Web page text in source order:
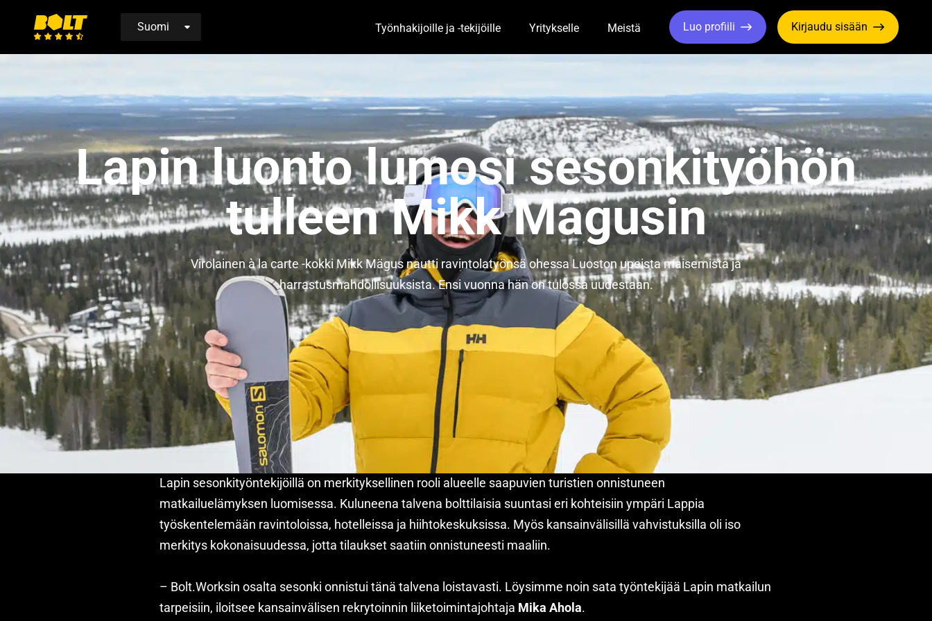
Siirry
Työnhakijoille ja -tekijöille Toggle Dropdown
Yritykselle Toggle Dropdown
Meistä Toggle Dropdown
Luo profiili Kirjaudu sisään
Lapin luonto lumosi sesonkityöhön
tulleen Mikk Mägusin
Virolainen à la carte -kokki Mikk Mägus nautti ravintolatyönsä ohessa Luoston upeista maisemista ja
harrastusmahdollisuuksista. Ensi vuonna hän on tulossa uudestaan.
Lapin sesonkityöntekijöillä on merkityksellinen rooli alueelle saapuvien turistien onnistuneen
matkailuelämyksen luomisessa. Kuluneena talvena bolttilaisia suuntasi eri kohteisiin ympäri Lappia
työskentelemään ravintoloissa, hotelleissa ja hiihtokeskuksissa. Myös kansainvälisillä vahvistuksilla oli iso
merkitys kokonaisuudessa, jotta tilaukset saatiin onnistuneesti maaliin.
– Bolt.Worksin osalta sesonki onnistui tänä talvena loistavasti. Löysimme noin sata työntekijää Lapin matkailun
tarpeisiin, iloitsee kansainvälisen rekrytoinnin liiketoimintajohtaja Mika Ahola.